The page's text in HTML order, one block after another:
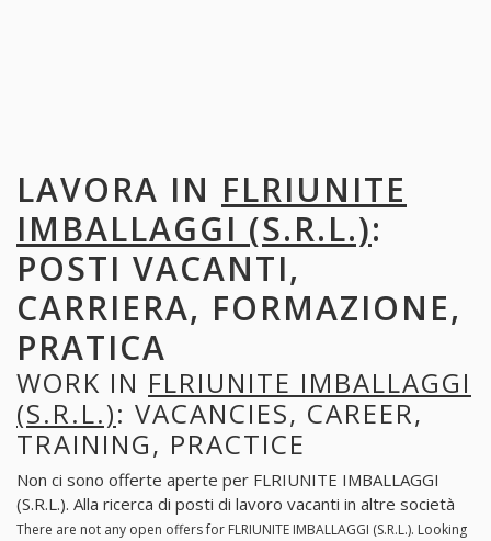
LAVORA IN FLRIUNITE
IMBALLAGGI (S.R.L.):
POSTI VACANTI,
CARRIERA, FORMAZIONE,
PRATICA
WORK IN FLRIUNITE IMBALLAGGI
(S.R.L.): VACANCIES, CAREER,
TRAINING, PRACTICE
Non ci sono offerte aperte per FLRIUNITE IMBALLAGGI
(S.R.L.). Alla ricerca di posti di lavoro vacanti in altre società
There are not any open offers for FLRIUNITE IMBALLAGGI (S.R.L.). Looking